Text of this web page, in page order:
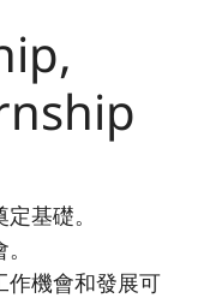
基礎。
作機會和發展可